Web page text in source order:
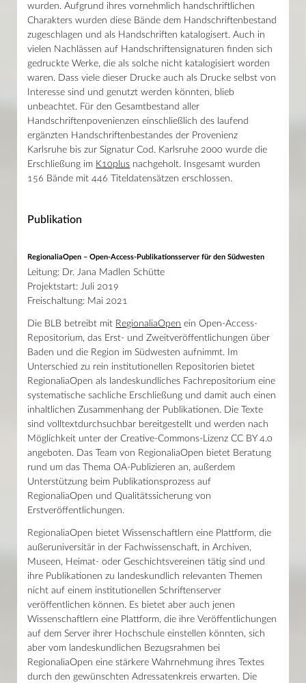
wurden. Aufgrund ihres vornehmlich handschriftlichen
Charakters wurden diese Bände dem Handschriftenbestand
zugeschlagen und als Handschriften katalogisert. Auch in
vielen Nachlässen auf Handschriftensignaturen finden sich
gedruckte Werke, die als solche nicht katalogisiert worden
waren. Dass viele dieser Drucke auch als Drucke selbst von
Interesse sind und genutzt werden könnten, blieb
unbeachtet. Für den Gesamtbestand aller
Handschriftenpovenienzen einschließlich des laufend
ergänzten Handschriftenbestandes der Provenienz
Karlsruhe bis zur Signatur Cod. Karlsruhe 2000 wurde die
Erschließung im K10plus nachgeholt. Insgesamt wurden
156 Bände mit 446 Titeldatensätzen erschlossen.
Publikation
RegionaliaOpen – Open-Access-Publikationsserver für den Südwesten
Leitung: Dr. Jana Madlen Schütte
Projektstart: Juli 2019
Freischaltung: Mai 2021
Die BLB betreibt mit RegionaliaOpen ein Open-Access-
Repositorium, das Erst- und Zweitveröffentlichungen über
Baden und die Region im Südwesten aufnimmt. Im
Unterschied zu rein institutionellen Repositorien bietet
RegionaliaOpen als landeskundliches Fachrepositorium eine
systematische sachliche Erschließung und damit auch einen
inhaltlichen Zusammenhang der Publikationen. Die Texte
sind volltextdurchsuchbar bereitgestellt und werden nach
Möglichkeit unter der Creative-Commons-Lizenz CC BY 4.0
angeboten. Das Team von RegionaliaOpen bietet Beratung
rund um das Thema OA-Publizieren an, außerdem
Unterstützung beim Publikationsprozess auf
RegionaliaOpen und Qualitätssicherung von
Erstveröffentlichungen.
RegionaliaOpen bietet Wissenschaftlern eine Plattform, die
außeruniversitär in der Fachwissenschaft, in Archiven,
Museen, Heimat- oder Geschichtsvereinen tätig sind und
ihre Publikationen zu landeskundlich relevanten Themen
nicht auf einem institutionellen Schriftenserver
veröffentlichen können. Es bietet aber auch jenen
Wissenschaftlern eine Plattform, die ihre Veröffentlichungen
auf dem Server ihrer Hochschule einstellen könnten, sich
aber vom landeskundlichen Bezugsrahmen bei
RegionaliaOpen eine stärkere Wahrnehmung ihres Textes
durch den gewünschten Adressatenkreis erwarten. Die